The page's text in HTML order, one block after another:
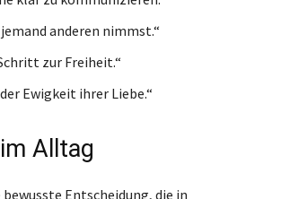
anderen nimmst.“
zur Freiheit.“
Ewigkeit ihrer Liebe.“
Alltag
Entscheidung, die in